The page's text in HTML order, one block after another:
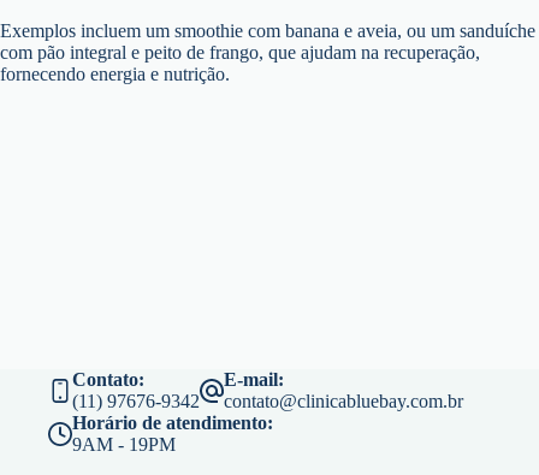
Exemplos incluem um smoothie com banana e aveia, ou um sanduíche
com pão integral e peito de frango, que ajudam na recuperação,
fornecendo energia e nutrição.
Contato:
(11) 97676-9342
E-mail:
contato@clinicabluebay.com.br
Horário de atendimento:
9AM - 19PM